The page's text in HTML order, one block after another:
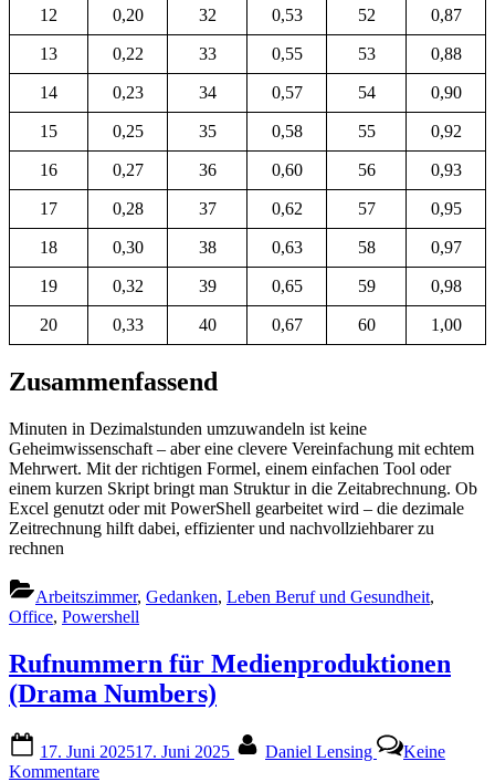
12 0,20 32 0,53 52 0,87
13 0,22 33 0,55 53 0,88
14 0,23 34 0,57 54 0,90
15 0,25 35 0,58 55 0,92
16 0,27 36 0,60 56 0,93
17 0,28 37 0,62 57 0,95
18 0,30 38 0,63 58 0,97
19 0,32 39 0,65 59 0,98
20 0,33 40 0,67 60 1,00
Zusammenfassend
Minuten in Dezimalstunden umzuwandeln ist keine
Geheimwissenschaft – aber eine clevere Vereinfachung mit echtem
Mehrwert. Mit der richtigen Formel, einem einfachen Tool oder
einem kurzen Skript bringt man Struktur in die Zeitabrechnung. Ob
Excel genutzt oder mit PowerShell gearbeitet wird – die dezimale
Zeitrechnung hilft dabei, effizienter und nachvollziehbarer zu
rechnen
Arbeitszimmer, Gedanken, Leben Beruf und Gesundheit,
Office, Powershell
Rufnummern für Medienproduktionen
(Drama Numbers)
on
17. Juni 202517. Juni 2025 Daniel Lensing
Keine
Kommentarezu